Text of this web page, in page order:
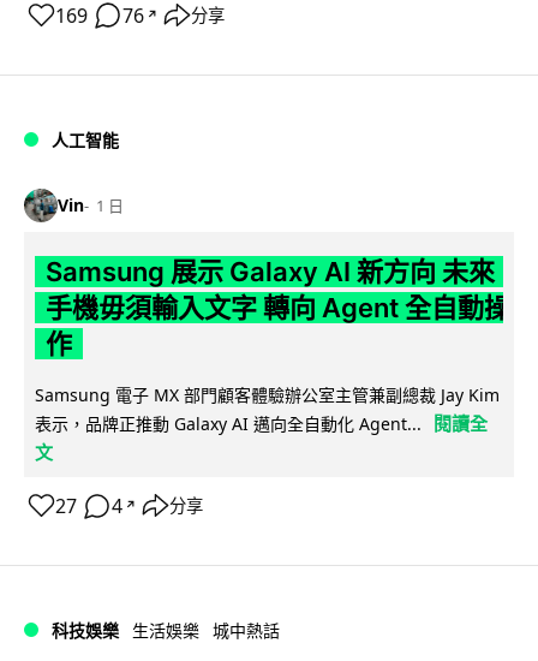
169 76 ↗ 分享
人工智能
Vin 1 日
Samsung 展示 Galaxy AI 新方向 未來
手機毋須輸入文字 轉向 Agent 全自動操
作
Samsung 電子 MX 部門顧客體驗辦公室主管兼副總裁 Jay Kim
表示，品牌正推動 Galaxy AI 邁向全自動化 Agent...
閱讀全
文
27 4 ↗ 分享
科技娛樂 生活娛樂 城中熱話